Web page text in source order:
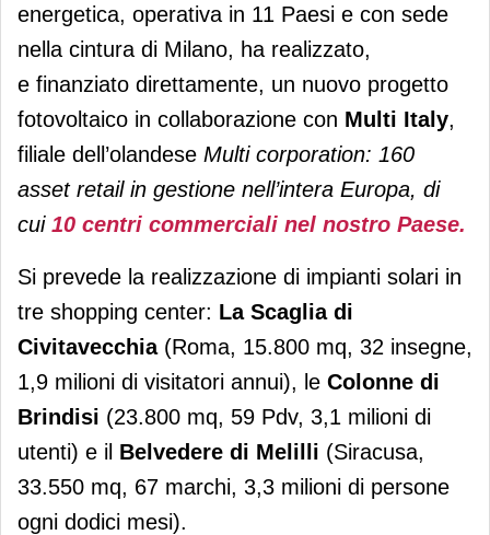
energetica, operativa in 11 Paesi e con sede
nella cintura di Milano, ha realizzato,
e finanziato direttamente, un nuovo progetto
fotovoltaico in collaborazione con Multi Italy,
filiale dell’olandese Multi corporation: 160
asset retail in gestione nell’intera Europa, di
cui 10 centri commerciali nel nostro Paese.
Si prevede la realizzazione di impianti solari in
tre shopping center: La Scaglia di
Civitavecchia(Roma, 15.800 mq, 32 insegne,
1,9 milioni di visitatori annui), le Colonne di
Brindisi (23.800 mq, 59 Pdv, 3,1 milioni di
utenti) e il Belvedere di Melilli (Siracusa,
33.550 mq, 67 marchi, 3,3 milioni di persone
ogni dodici mesi).